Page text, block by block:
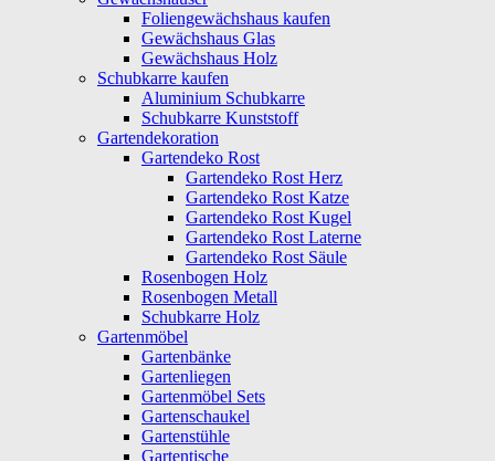
Foliengewächshaus kaufen
Gewächshaus Glas
Gewächshaus Holz
Schubkarre kaufen
Aluminium Schubkarre
Schubkarre Kunststoff
Gartendekoration
Gartendeko Rost
Gartendeko Rost Herz
Gartendeko Rost Katze
Gartendeko Rost Kugel
Gartendeko Rost Laterne
Gartendeko Rost Säule
Rosenbogen Holz
Rosenbogen Metall
Schubkarre Holz
Gartenmöbel
Gartenbänke
Gartenliegen
Gartenmöbel Sets
Gartenschaukel
Gartenstühle
Gartentische